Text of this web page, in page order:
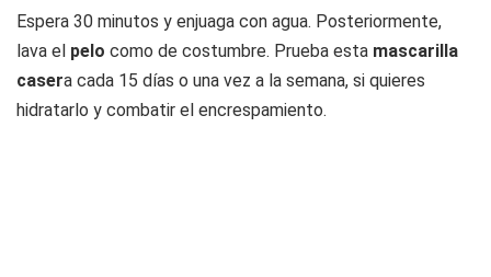
Espera 30 minutos y enjuaga con agua. Posteriormente,
lava el pelo como de costumbre. Prueba esta mascarilla
casera cada 15 días o una vez a la semana, si quieres
hidratarlo y combatir el encrespamiento.